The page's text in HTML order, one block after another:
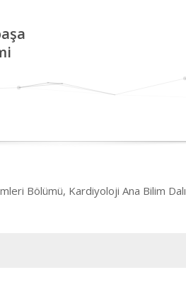
Bölümü, Kardiyoloji Ana Bilim Dalı